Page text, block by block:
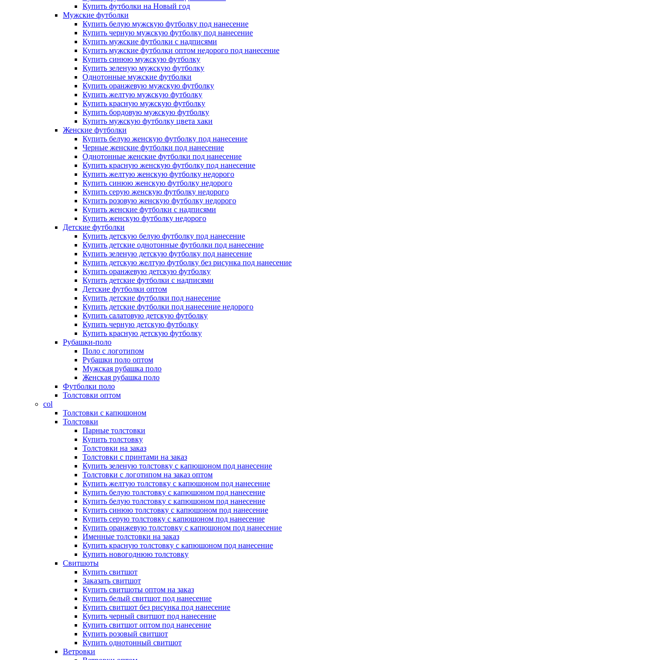
Купить футболки на Новый год
Мужские футболки
Купить белую мужскую футболку под нанесение
Купить черную мужскую футболку под нанесение
Купить мужские футболки с надписями
Купить мужские футболки оптом недорого под нанесение
Купить синюю мужскую футболку
Купить зеленую мужскую футболку
Однотонные мужские футболки
Купить оранжевую мужскую футболку
Купить желтую мужскую футболку
Купить красную мужскую футболку
Купить бордовую мужскую футболку
Купить мужскую футболку цвета хаки
Женские футболки
Купить белую женскую футболку под нанесение
Черные женские футболки под нанесение
Однотонные женские футболки под нанесение
Купить красную женскую футболку под нанесение
Купить желтую женскую футболку недорого
Купить синюю женскую футболку недорого
Купить серую женскую футболку недорого
Купить розовую женскую футболку недорого
Купить женские футболки с надписями
Купить женскую футболку недорого
Детские футболки
Купить детскую белую футболку под нанесение
Купить детские однотонные футболки под нанесение
Купить зеленую детскую футболку под нанесение
Купить детскую желтую футболку без рисунка под нанесение
Купить оранжевую детскую футболку
Купить детские футболки с надписями
Детские футболки оптом
Купить детские футболки под нанесение
Купить детские футболки под нанесение недорого
Купить салатовую детскую футболку
Купить черную детскую футболку
Купить красную детскую футболку
Рубашки-поло
Поло с логотипом
Рубашки поло оптом
Мужская рубашка поло
Женская рубашка поло
Футболки поло
Толстовки оптом
col
Толстовки с капюшоном
Толстовки
Парные толстовки
Купить толстовку
Толстовки на заказ
Толстовки с принтами на заказ
Купить зеленую толстовку с капюшоном под нанесение
Толстовки с логотипом на заказ оптом
Купить желтую толстовку с капюшоном под нанесение
Купить белую толстовку с капюшоном под нанесение
Купить белую толстовку с капюшоном под нанесение
Купить синюю толстовку с капюшоном под нанесение
Купить серую толстовку с капюшоном под нанесение
Купить оранжевую толстовку с капюшоном под нанесение
Именные толстовки на заказ
Купить красную толстовку с капюшоном под нанесение
Купить новогоднюю толстовку
Свитшоты
Купить свитшот
Заказать свитшот
Купить свитшоты оптом на заказ
Купить белый свитшот под нанесение
Купить свитшот без рисунка под нанесение
Купить черный свитшот под нанесение
Купить свитшот оптом под нанесение
Купить розовый свитшот
Купить однотонный свитшот
Ветровки